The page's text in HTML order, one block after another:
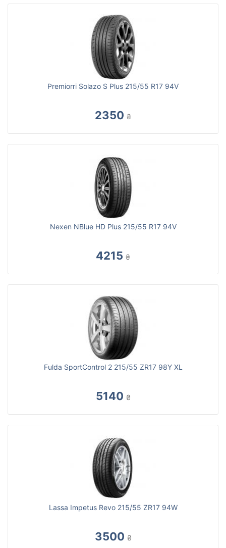
Premiorri Solazo S Plus 215/55 R17 94V
2350 ₴
Nexen NBlue HD Plus 215/55 R17 94V
4215 ₴
Fulda SportControl 2 215/55 ZR17 98Y XL
5140 ₴
Lassa Impetus Revo 215/55 ZR17 94W
3500 ₴